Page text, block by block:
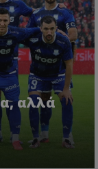
αλλά